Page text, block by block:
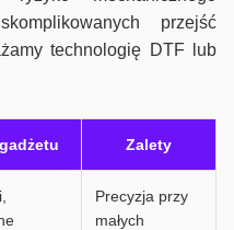
przejść
technologię DTF lub
Zalety
Precyzja przy
małych